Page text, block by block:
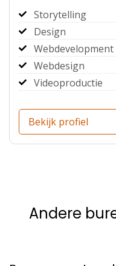
Storytelling
Design
Webdevelopment
Webdesign
Videoproductie
Bekijk profiel
Andere